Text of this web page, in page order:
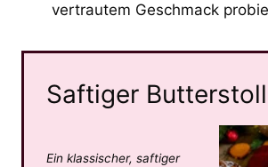
vertrautem Geschmack
Saftiger
Ein klassischer, saftiger